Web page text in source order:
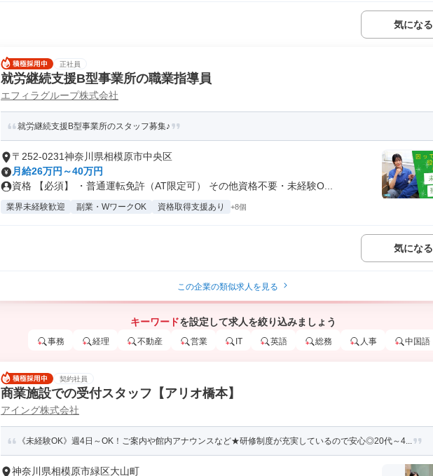
気になる
正社員
就労継続支援B型事業所の職業指導員
エフィラグループ株式会社
就労継続支援B型事業所のスタッフ募集♪
〒252-0231神奈川県相模原市中央区
月給26万円～40万円
資格 【必須】 ・普通運転免許（AT限定可） その他資格不要・未経験O...
業界未経験歓迎 副業・WワークOK 資格取得支援あり +8個
気になる
この企業の類似求人を見る
キーワードを設定して求人を絞り込みましょう
事務 経理 不動産 営業 IT 英語 総務 人事 中国語
契約社員
商業施設での受付スタッフ【アリオ橋本】
アイング株式会社
《未経験OK》週4日～OK！ご案内や館内アナウンスなど★研修制度が充実しているので安心◎20代～4...
神奈川県相模原市緑区大山町